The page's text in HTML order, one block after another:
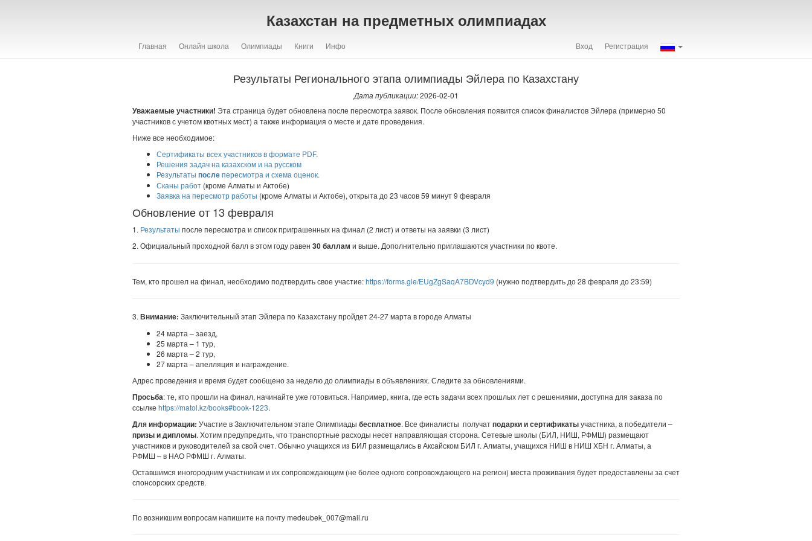
Казахстан на предметных олимпиадах
Главная Онлайн школа Олимпиады Книги Инфо Вход Регистрация
Результаты Регионального этапа олимпиады Эйлера по Казахстану
Дата публикации:2026-02-01
Уважаемые участники! Эта страница будет обновлена после пересмотра заявок. После обновления появится список финалистов Эйлера (примерно 50
участников с учетом квотных мест) а также информация о месте и дате проведения.
Ниже все необходимое:
Сертификаты всех участников в формате PDF.
Решения задач на казахском и на русском
Результаты послепересмотра и схема оценок.
Сканы работ (кроме Алматы и Актобе)
Заявка на пересмотр работы (кроме Алматы и Актобе), открыта до 23 часов 59 минут 9 февраля
Обновление от 13 февраля
1. Результаты после пересмотра и список приграшенных на финал (2 лист) и ответы на заявки (3 лист)
2. Официальный проходной балл в этом году равен 30 баллам и выше. Дополнительно приглашаются участники по квоте.
Тем, кто прошел на финал, необходимо подтвердить свое участие:https://forms.gle/EUgZgSaqA7BDVcyd9 (нужно подтвердить до 28 февраля до 23:59)
3. Внимание: Заключительный этап Эйлера по Казахстану пройдет 24-27 марта в городе Алматы
24 марта – заезд,
25 марта – 1 тур,
26 марта – 2 тур,
27 марта – апелляция и награждение.
Адрес проведения и время будет сообщено за неделю до олимпиады в объявлениях. Следите за обновлениями.
Просьба: те, кто прошли на финал, начинайте уже готовиться. Например, книга, где есть задачи всех прошлых лет с решениями, доступна для заказа по
ссылке https://matol.kz/books#book-1223.
Для информации: Участие в Заключительном этапе Олимпиады бесплатное. Все финалисты получатподарки и сертификатыучастника, а победители –
призы и дипломы. Хотим предупредить, что транспортные расходы несет направляющая сторона. Сетевые школы (БИЛ, НИШ, РФМШ) размещают
участников и руководителей за свой счет. Обычно учащихся из БИЛ размещались в Аксайском БИЛ г. Алматы, учащихся НИШ в НИШ ХБН г. Алматы, а
РФМШ – в НАО РФМШ г. Алматы.
Оставшимся иногородним участникам и их сопровождающим (не более одного сопровождающего на регион) места проживания будет предоставлены за счет
спонсорских средств.
По возникшим вопросам напишите на почту medeubek_007@mail.ru